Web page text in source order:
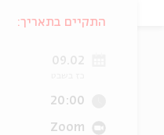
התקיים בתאריך:
09.02
20:00
Zoom